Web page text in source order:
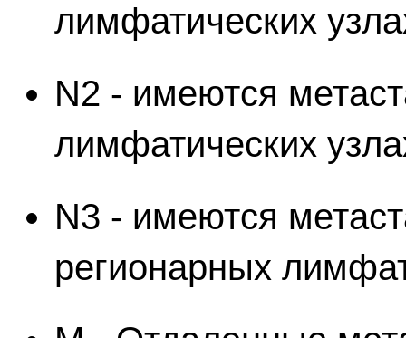
лимфатических
N2 - имеются
лимфатических
N3 - имеются
регионарных